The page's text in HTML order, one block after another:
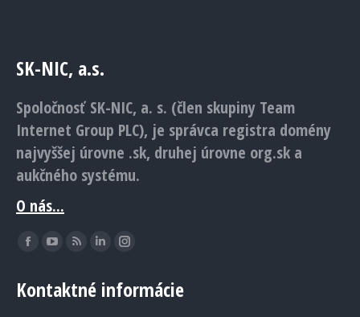
SK-NIC, a.s.
Spoločnosť SK-NIC, a. s. (člen skupiny Team
Internet Group PLC), je správca registra domény
najvyššej úrovne .sk, druhej úrovne org.sk a
aukčného systému.
O nás...
Find us on:
Facebook
opens
YouTube
opens
Rss
opens
Linkedin
opens
Instagram
opens
Kontaktné informácie